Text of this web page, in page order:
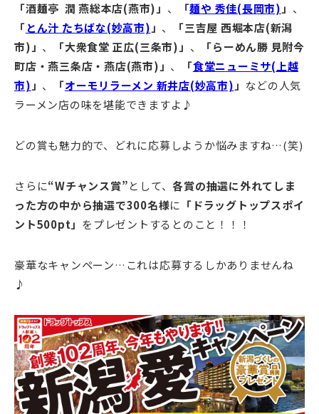
「酒麺亭 潤 燕総本店(燕市)」 、 「麺や 秀佳(長岡市)」 、
「とん汁 たちばな(妙高市)」 、
「三吉屋 西堀本店(新潟
市)」 、 「大衆食堂 正広(三条市)」 、
「らーめん勝 見附今
町店・燕三条店・燕店(燕市)」 、 「食堂ニューミサ(上越
市)」 、 「オーモリラーメン 新井店(妙高市)」 などの人気
ラーメン店の味を堪能できますよ♪
どの賞も魅力的で、どれに応募しようか悩みますね…(笑)
さらに“Wチャンス賞”として、各賞の抽選に外れてしま
った方の中から抽選で300名様に 「ドラッグトップスポイ
ント500pt」 をプレゼントするとのこと！！！
豪華なキャンペーン…これは応募するしかありませんね
♪